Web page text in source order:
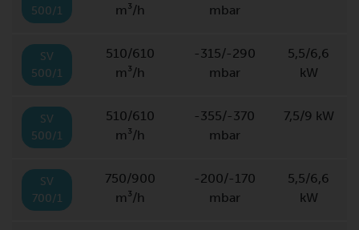
500/1
m³/h
mbar
SV
500/1
510/610
m³/h
-315/-290
mbar
5,5/6,6
kW
SV
500/1
510/610
m³/h
-355/-370
mbar
7,5/9 kW
SV
700/1
750/900
m³/h
-200/-170
mbar
5,5/6,6
kW